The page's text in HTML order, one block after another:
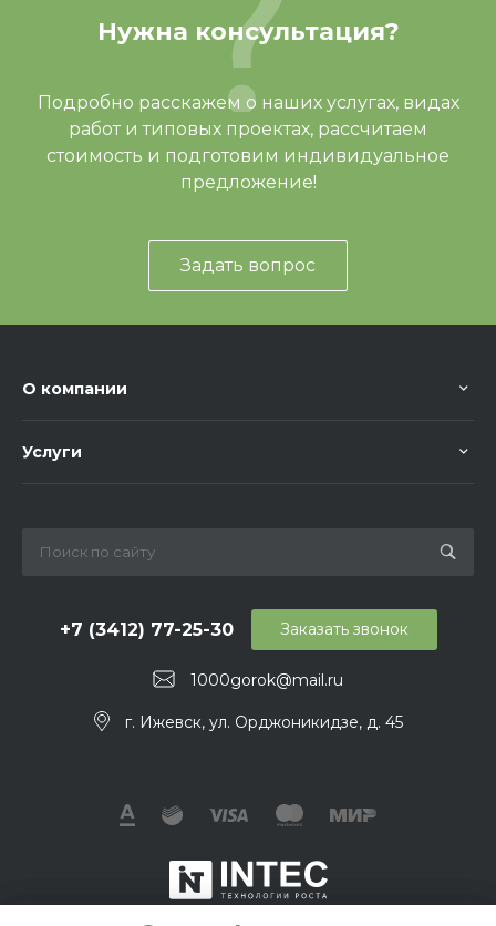
Габариты (ШхДхВ) 570x2120x1550
Вес, кг 62,00
Артикул ИО 41.01.09-02
Отзывов ещё нет – ваш может стать
первым
Нужна консультация?
Подробно расскажем о наших услугах, видах
работ и типовых проектах, рассчитаем
стоимость и подготовим индивидуальное
предложение!
Задать вопрос
О компании
Услуги
+7 (3412) 77-25-30
1000gorok@mail.ru
Заказать звонок
г. Ижевск, ул. Орджоникидзе, д. 45